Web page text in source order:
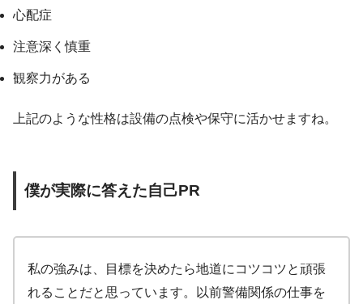
心配症
注意深く慎重
観察力がある
上記のような性格は設備の点検や保守に活かせますね。
僕が実際に答えた自己PR
私の強みは、目標を決めたら地道にコツコツと頑張
れることだと思っています。以前警備関係の仕事を